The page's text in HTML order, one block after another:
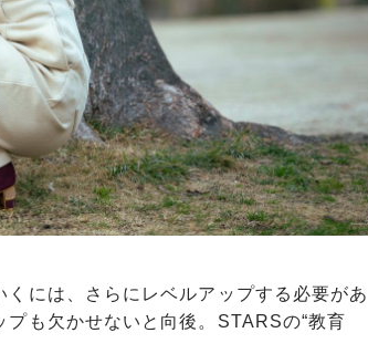
には、さらにレベルアップする必要があ
も欠かせないと向後。STARSの“教育